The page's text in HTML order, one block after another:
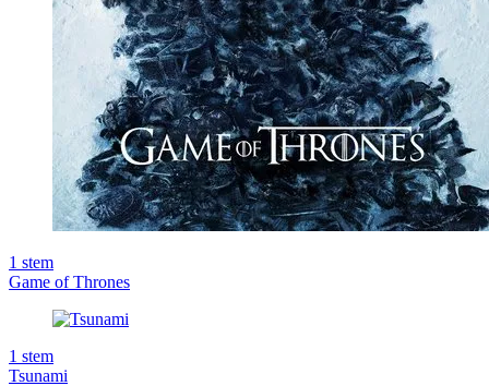
1 stem
Game of Thrones
1 stem
Tsunami